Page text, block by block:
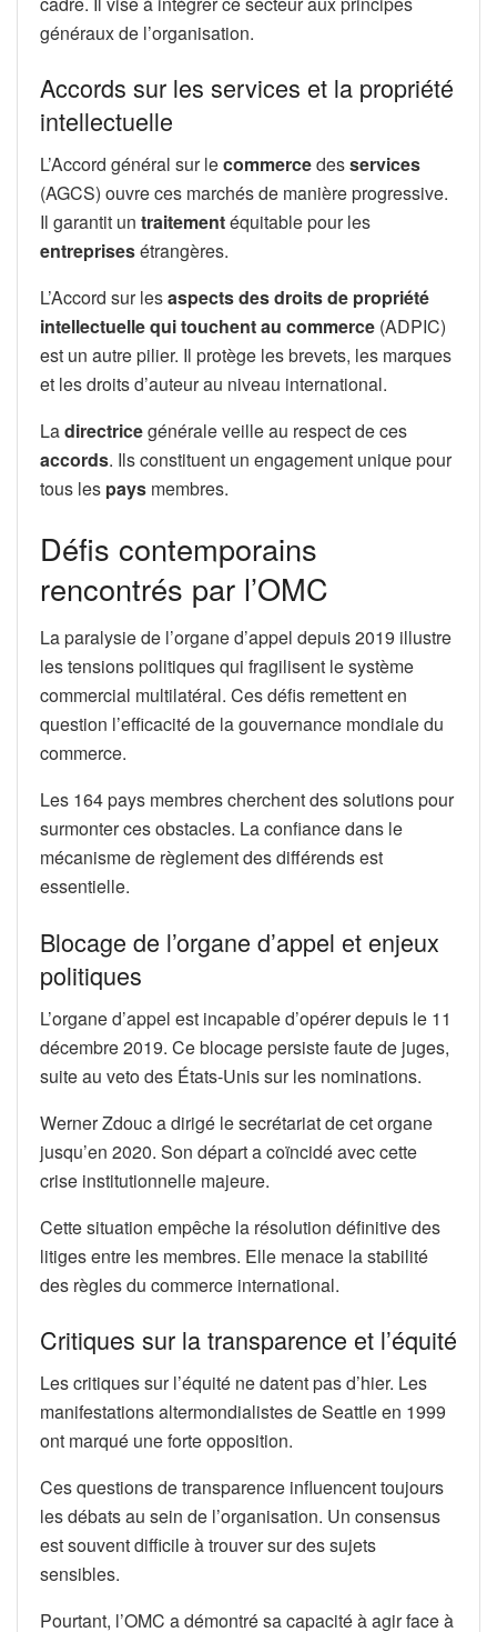
généraux de l’organisation.
Accords sur les services et la propriété
intellectuelle
L’Accord général sur lecommercedesservices
(AGCS) ouvre ces marchés de manière progressive.
Il garantit un traitementéquitable pour les
entreprisesétrangères.
L’Accord sur lesaspects des droits de propriété
intellectuelle qui touchent au commerce (ADPIC)
est un autre pilier. Il protège les brevets, les marques
et les droits d’auteur au niveau international.
Ladirectricegénérale veille au respect de ces
accords. Ils constituent un engagement unique pour
tous les pays membres.
Défis contemporains
rencontrés par l’OMC
La paralysie de l’organe d’appel depuis 2019 illustre
les tensions politiques qui fragilisent le système
commercial multilatéral. Ces défis remettent en
question l’efficacité de la gouvernance mondiale du
commerce.
Les 164 pays membres cherchent des solutions pour
surmonter ces obstacles. La confiance dans le
mécanisme de règlement des différends est
essentielle.
Blocage de l’organe d’appel et enjeux
politiques
L’organe d’appel est incapable d’opérer depuis le 11
décembre 2019. Ce blocage persiste faute de juges,
suite au veto des États-Unis sur les nominations.
Werner Zdouc a dirigé le secrétariat de cet organe
jusqu’en 2020. Son départ a coïncidé avec cette
crise institutionnelle majeure.
Cette situation empêche la résolution définitive des
litiges entre les membres. Elle menace la stabilité
des règles du commerce international.
Critiques sur la transparence et l’équité
Les critiques sur l’équité ne datent pas d’hier. Les
manifestations altermondialistes de Seattle en 1999
ont marqué une forte opposition.
Ces questions de transparence influencent toujours
les débats au sein de l’organisation. Un consensus
est souvent difficile à trouver sur des sujets
sensibles.
Pourtant, l’OMC a démontré sa capacité à agir face à